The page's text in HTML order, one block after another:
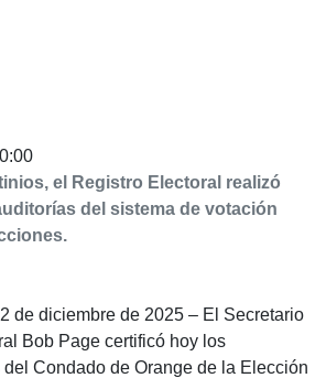
el Registro Electoral realizó
del sistema de votación
de diciembre de 2025 – El Secretario
Bob Page certificó hoy los
Condado de Orange de la Elección